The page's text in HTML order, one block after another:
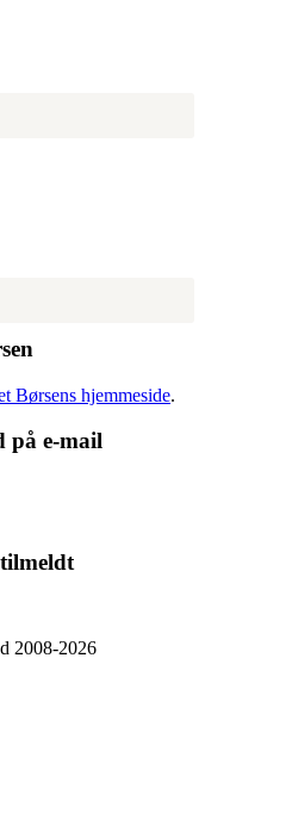
Børsens hjemmeside.
på e-mail
2008-2026